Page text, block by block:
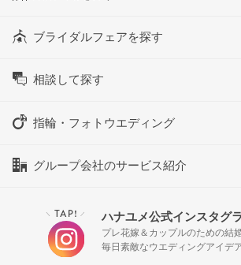
ブライダルフェアを探す
相談して探す
指輪・フォトウエディング
グループ会社のサービス紹介
＼ TAP! ／ ハナユメ公式インスタグ
プレ花嫁＆カップルのための結
毎日素敵なウエディングアイデ